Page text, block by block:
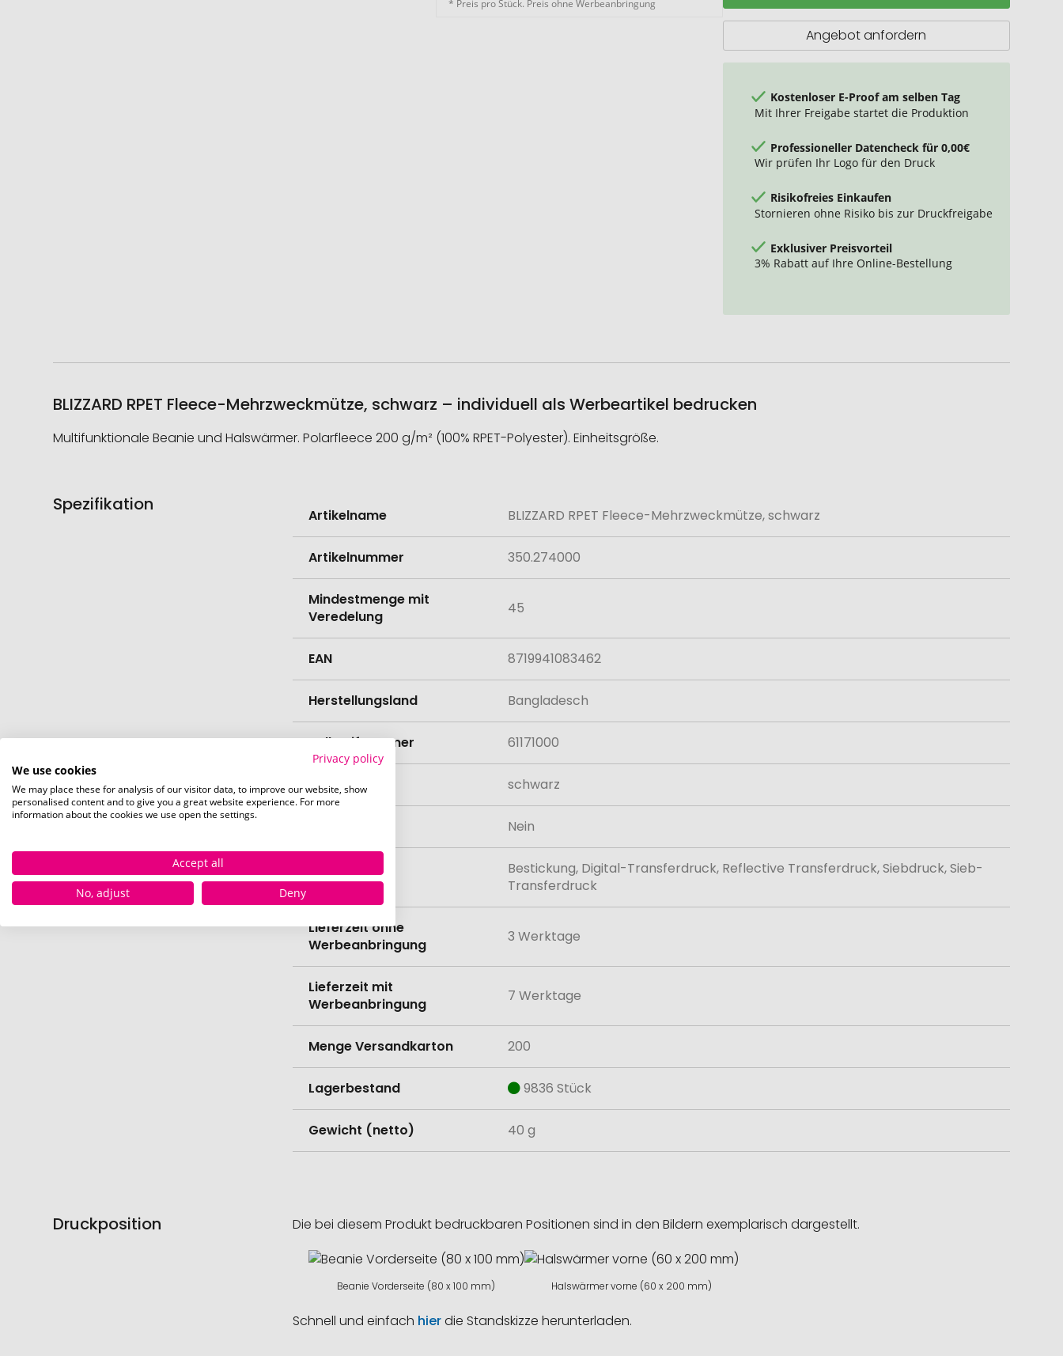
* Preis pro Stück. Preis ohne Werbeanbringung
Mehrzweckmütze
Angebot anfordern
Kostenloser E-Proof am selben Tag
Mit Ihrer Freigabe startet die Produktion
Professioneller Datencheck für 0,00€
Wir prüfen Ihr Logo für den Druck
Risikofreies Einkaufen
Stornieren ohne Risiko bis zur Druckfreigabe
Exklusiver Preisvorteil
3% Rabatt auf Ihre Online-Bestellung
BLIZZARD RPET Fleece-Mehrzweckmütze, schwarz – individuell als Werbeartikel bedrucken
Multifunktionale Beanie und Halswärmer. Polarfleece 200 g/m² (100% RPET-Polyester). Einheitsgröße.
Spezifikation
Informationen
Artikelname BLIZZARD RPET Fleece-Mehrzweckmütze, schwarz
Artikelnummer 350.274000
Mindestmenge mit
Veredelung
45
EAN 8719941083462
Herstellungsland Bangladesch
Zolltarifnummer 61171000
Farbe schwarz
Nein
Veredelung
Bestickung, Digital-Transferdruck, Reflective Transferdruck, Siebdruck, Sieb-
Transferdruck
Lieferzeit ohne
Werbeanbringung
3 Werktage
Lieferzeit mit
Werbeanbringung
7 Werktage
Menge Versandkarton 200
Lagerbestand 9836 Stück
Gewicht (netto) 40 g
Druckposition Die bei diesem Produkt bedruckbaren Positionen sind in den Bildern exemplarisch dargestellt.
Beanie Vorderseite (80 x 100 mm) Halswärmer vorne (60 x 200 mm)
Schnell und einfach hierdie Standskizze herunterladen.
Privacy policy
We use cookies
We may place these for analysis of our visitor data, to improve our website, show
personalised content and to give you a great website experience. For more
information about the cookies we use open the settings.
Accept all
No, adjust
Deny